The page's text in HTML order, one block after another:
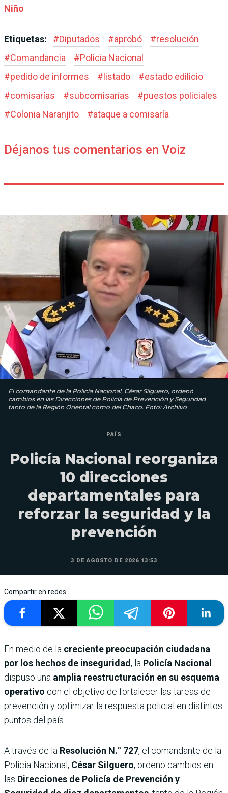
Niño
Etiquetas: #Diputados #aprobó #resolución
#Comandancia #Policía Nacional
#pedido de informes #listado #estado edilicio
#comisarías #subcomisarías #puestos policiales
#Colonia Naranjito #ataque a comisaría
Déjanos tus comentarios en Voiz
El comandante de la Policía Nacional, César Silguero, ordenó
cambios en las Direcciones de Policía de Prevención y Seguridad
tanto de la Región Oriental como del Chaco. Foto: Archivo
PAÍS
Policía Nacional reorganiza
10 direcciones
departamentales para
reforzar la seguridad y la
prevención
3 DE AGOSTO DE 2026 13:53
Compartir en redes
En medio de la creciente preocupación ciudadana
por los hechos de inseguridad, la Policía Nacional
dispuso una amplia reestructuración en su esquema
operativo con el objetivo de fortalecer las tareas de
prevención y optimizar la respuesta policial en distintos
puntos del país.
A través de la Resolución N.° 727, el comandante de la
Policía Nacional, César Silguero, ordenó cambios en
las Direcciones de Policía de Prevención y